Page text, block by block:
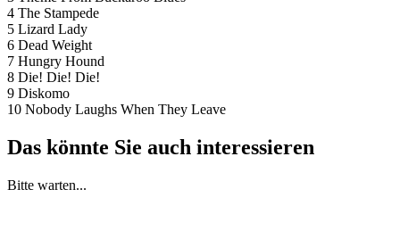
4 The Stampede
5 Lizard Lady
6 Dead Weight
7 Hungry Hound
8 Die! Die! Die!
9 Diskomo
10 Nobody Laughs When They Leave
Das könnte Sie auch interessieren
Bitte warten...